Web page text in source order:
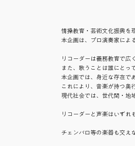
情操教育・芸術文化振興を
本企画は、プロ演奏家によ
リコーダーは義務教育で広
また、歌うことは誰にとっ
本企画では、身近な存在で
これにより、音楽が持つ奥
現代社会では、世代間・地
リコーダーと声楽はいずれ
チェンバロ等の楽器も交え